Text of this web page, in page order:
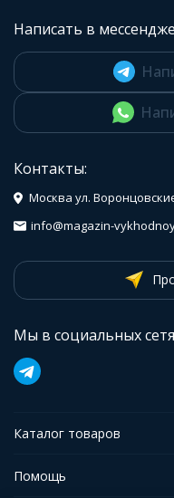
Написать в
Контакты:
Москва ул.
info@magazin-
Мы в социальных
Каталог товаров
Помощь